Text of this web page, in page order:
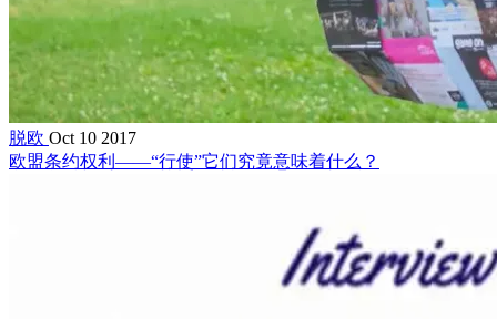
脱欧 Oct 10 2017
欧盟条约权利——“行使”它们究竟意味着什么？